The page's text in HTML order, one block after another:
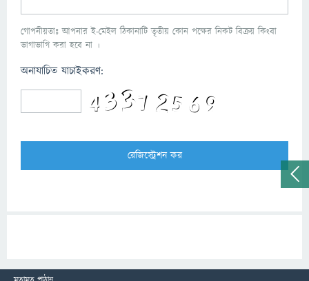
গোপনীয়তাঃ আপনার ই-মেইল ঠিকানাটি তৃতীয় কোন পক্ষের নিকট বিক্রয় কিংবা
ভাগাভাগি করা হবে না ।
অনাযাচিত যাচাইকরণ: